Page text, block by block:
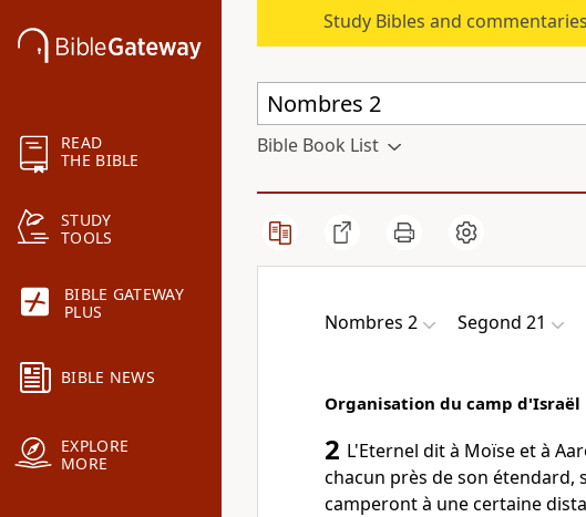
READ
THE BIBLE
STUDY
TOOLS
BIBLE GATEWAY
PLUS
BIBLE NEWS
EXPLORE
MORE
Study Bibles and
Bible Book List
Nombres 2 Segond 21
Organisation du camp d'Israël
2 L'Eternel dit à Moïse et à
chacun près de son étendard,
camperont à une certaine